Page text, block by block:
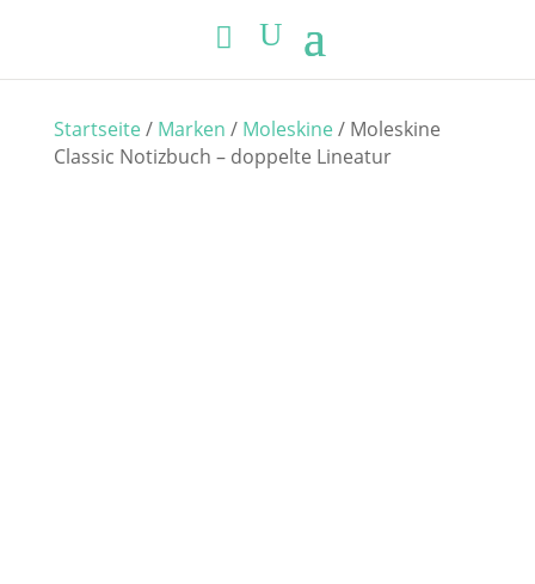
Startseite/ Marken / Moleskine/ Moleskine
Classic Notizbuch – doppelte Lineatur